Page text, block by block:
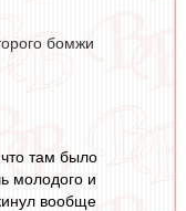
бомжи
там было
молодого и
вообще